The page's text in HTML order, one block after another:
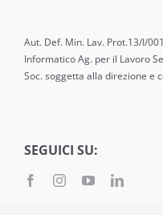
Aut. Def. Min. Lav. Prot.13/I/
Informatico Ag. per il Lavoro
Soc. soggetta alla direzione e
SEGUICI SU: